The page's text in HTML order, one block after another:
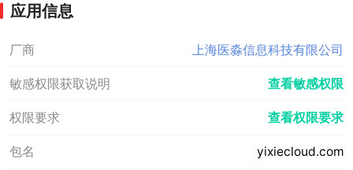
应用信息
厂商 上海医淼信息科技有限公司
敏感权限获取说明 查看敏感权限
权限要求 查看权限要求
包名 yixiecloud.com